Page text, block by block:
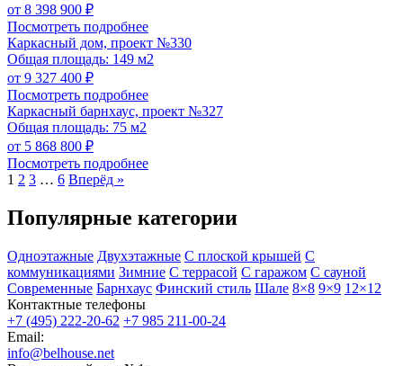
от 8 398 900 ₽
Посмотреть подробнее
Каркасный дом, проект №330
Общая площадь: 149 м2
от 9 327 400 ₽
Посмотреть подробнее
Каркасный барнхаус, проект №327
Общая площадь: 75 м2
от 5 868 800 ₽
Посмотреть подробнее
Пагинация
записей
1 2 3 … 6 Вперёд »
Популярные категории
Одноэтажные Двухэтажные С плоской крышей С
коммуникациями Зимние С террасой С гаражом С сауной
Современные Барнхаус Финский стиль Шале 8×8 9×9 12×12
Контактные телефоны
+7 (495) 222-20-62 +7 985 211-00-24
Email:
info@belhouse.net